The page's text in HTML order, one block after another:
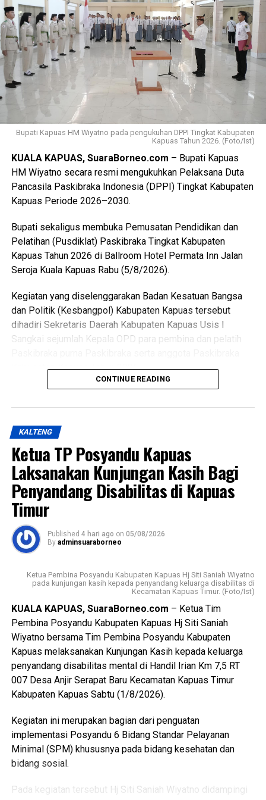
Ia menyebutkan ada sebanyak 47 anggota kontingen yang
terdiri dari peserta, pembina, dan pendamping
diberangkatkan menuju Bumi Perkemahan dan Graha
Wisata (Buperta) Cibubur Jakarta, untuk mengikuti agenda
Jamnas pada 13–23 Agustus 2026.
“Mereka akan bergabung dengan Pramuka Penggalang se-
Indonesia menurut informasi juga hadir Pramuka se-Asia
Tenggara. Ini merupakan hal positif bagi perkembangan
anak-anak terutama duta Pramuka Kabupaten Kapuas,”
ujarnya. (Ujg/SB)
Views: 14
Bagikan ke
WhatsApp 0 Facebook 0
Messenger 0 Twitter/X
Bupati Kapuas HM Wiyatno pada pengukuhan DPPI Tingkat Kabupaten
Kapuas Tahun 2026. (Foto/Ist)
KUALA KAPUAS, SuaraBorneo.com – Bupati Kapuas
HM Wiyatno secara resmi mengukuhkan Pelaksana Duta
Pancasila Paskibraka Indonesia (DPPI) Tingkat Kabupaten
Kapuas Periode 2026–2030.
Bupati sekaligus membuka Pemusatan Pendidikan dan
Pelatihan (Pusdiklat) Paskibraka Tingkat Kabupaten
Kapuas Tahun 2026 di Ballroom Hotel Permata Inn Jalan
Seroja Kuala Kapuas Rabu (5/8/2026).
Kegiatan yang diselenggarakan Badan Kesatuan Bangsa
dan Politik (Kesbangpol) Kabupaten Kapuas tersebut
dihadiri Sekretaris Daerah Kabupaten Kapuas Usis I
Sangkai sejumlah Kepala OPD para pembina dan pelatih
Kabupaten Kapuas Tahun 2026.
Kabupaten Kapuas berkomitmen mewujudkan
sumber daya manusia sebagai bagian dari visi daerah,
yakni mewujudkan masyarakat Kabupaten Kapuas yang
berdaya saing, sejahtera indah aman dan religius.
Ia mengatakan keberhasilan pembangunan tidak hanya
diukur dari kemajuan fisik dan ekonomi tetapi juga dari
lahirnya generasi muda yang memiliki integritas jiwa
nasionalisme mampu beradaptasi dengan perkembangan
zaman, serta tetap berpegang teguh pada nilai-nilai
bernegara.
$Paskibraka merupakan wadah pembentukan karakter
generasi muda yang berlandaskan nilai-nilai Pancasila
cinta tanah air disiplin tanggung jawab kepemimpinan, dan
semangat gotong royong,” ujarnya.
Kepala Badan Kesbangpol Kabupaten Kapuas Yunabut
menyampaikan kegiatan tersebut merupakan tindak lanjut
Keputusan Kepala Badan Pembinaan Ideologi Pancasila
(BPIP) Nomor 50 Tahun 2024 tentang Tata Cara
Pengangkatan Pertama Kali Pelaksana Duta Pancasila
Paskibraka Indonesia Tingkat Provinsi dan
Kabupaten/Kota.
“Kegiatan ini juga mengacu pada Peraturan BPIP Nomor 3
CONTINUE READING
KALTENG
Ketua TP Posyandu Kapuas
Laksanakan Kunjungan Kasih Bagi
Penyandang Disabilitas di Kapuas
Timur
Published 4 hari ago on 05/08/2026
By adminsuaraborneo
Ketua Pembina Posyandu Kabupaten Kapuas Hj Siti Saniah Wiyatno
pada kunjungan kasih kepada penyandang keluarga disabilitas di
Kecamatan Kapuas Timur. (Foto/Ist)
KUALA KAPUAS, SuaraBorneo.com – Ketua Tim
Pembina Posyandu Kabupaten Kapuas Hj Siti Saniah
Wiyatno bersama Tim Pembina Posyandu Kabupaten
Kapuas melaksanakan Kunjungan Kasih kepada keluarga
penyandang disabilitas mental di Handil Irian Km 7,5 RT
007 Desa Anjir Serapat Baru Kecamatan Kapuas Timur
Kabupaten Kapuas Sabtu (1/8/2026).
Kegiatan ini merupakan bagian dari penguatan
implementasi Posyandu 6 Bidang Standar Pelayanan
Minimal (SPM) khususnya pada bidang kesehatan dan
bidang sosial.
Pada kegiatan tersebut Hj Siti Saniah Wiyatno didampingi